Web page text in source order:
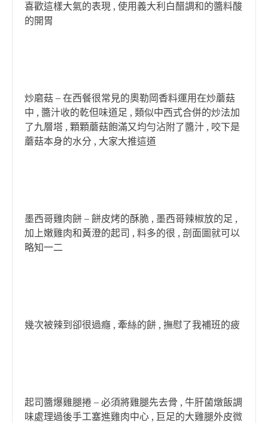
喜歡這樣大氣的表現 , 使用義大利白醋調和的醬料酸
的開胃
炒磨菇 – 在西餐很常見的奧勒岡香料運用在炒蘑菇
中 , 醬汁收的乾但味道足 , 類似中西式合併的炒法加
了九層塔 , 顆顆蘑菇飽滿又均勻沾附了醬汁 , 咬下是
蘑菇本身的水分 , 大家大推這道
墨西哥雞肉餅 – 餅皮烤的酥脆 , 墨西哥辣椒放的足 ,
加上嫩雞肉和黃澄的起司 , 料多的很 , 剖面圖就可以
略知一二
幾次被辣到卻很過癮 , 牽絲的餅 , 撫慰了我補班的疲
起司醬爆雞腿捲 – 必須將雞腿先去骨 , 牛肝菌燉飯調
味處理過後手工塞進雞肉中心 , 巨足的大雞腿外皮微